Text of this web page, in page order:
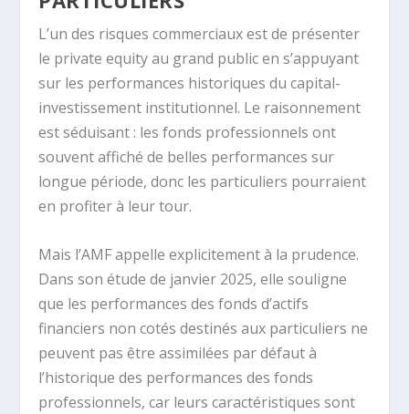
L’un des risques commerciaux est de présenter
le private equity au grand public en s’appuyant
sur les performances historiques du capital-
investissement institutionnel. Le raisonnement
est séduisant : les fonds professionnels ont
souvent affiché de belles performances sur
longue période, donc les particuliers pourraient
en profiter à leur tour.
Mais l’AMF appelle explicitement à la prudence.
Dans son étude de janvier 2025, elle souligne
que les performances des fonds d’actifs
financiers non cotés destinés aux particuliers ne
peuvent pas être assimilées par défaut à
l’historique des performances des fonds
professionnels, car leurs caractéristiques sont